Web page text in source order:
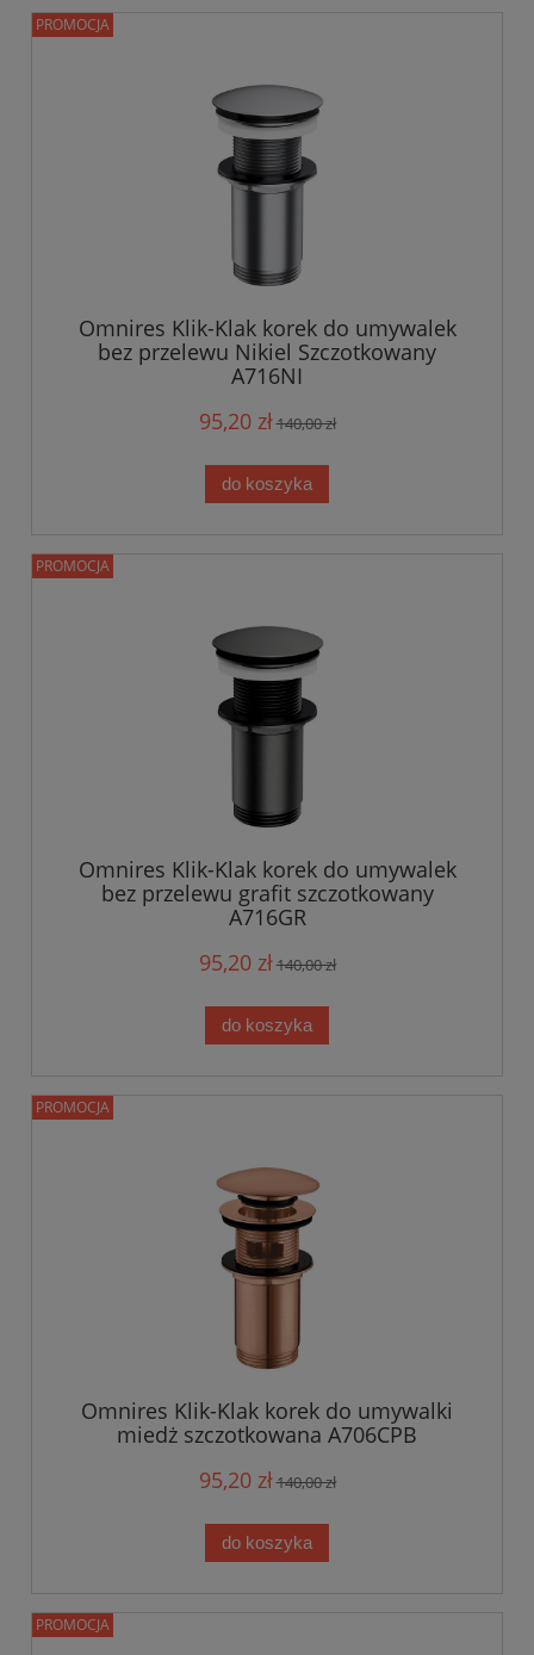
Omnires Klik-Klak korek do umywalek
bez przelewu Nikiel Szczotkowany
A716NI
95,20 zł140,00 zł
do koszyka
PROMOCJA
Omnires Klik-Klak korek do umywalek
bez przelewu grafit szczotkowany
A716GR
95,20 zł140,00 zł
do koszyka
PROMOCJA
Omnires Klik-Klak korek do umywalki
miedż szczotkowana A706CPB
95,20 zł140,00 zł
do koszyka
PROMOCJA
PROMOCJA